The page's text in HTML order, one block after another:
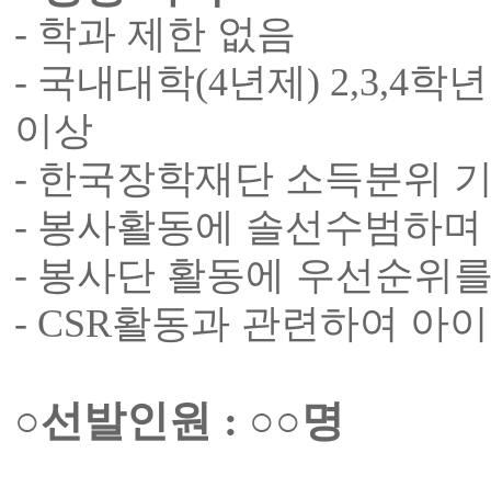
- 학과 제한 없음
- 국내대학(4년제 ) 2,3,4학
이상
- 한국장학재단 소득분위
- 봉사활동에 솔선수범하
- 봉사단 활동에 우선순위
- CSR활동과 관련하여 아
○선발인원 : ○○명